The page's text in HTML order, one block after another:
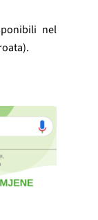
nel